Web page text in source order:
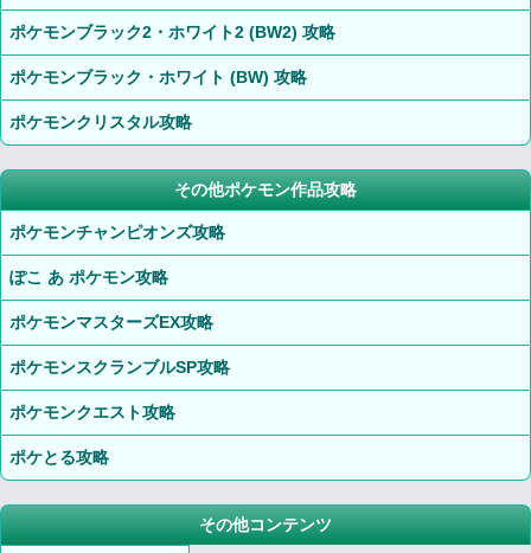
ポケモンブラック2・ホワイト2 (BW2) 攻略
ポケモンブラック・ホワイト (BW) 攻略
ポケモンクリスタル攻略
その他ポケモン作品攻略
ポケモンチャンピオンズ攻略
ぽこ あ ポケモン攻略
ポケモンマスターズEX攻略
ポケモンスクランブルSP攻略
ポケモンクエスト攻略
ポケとる攻略
その他コンテンツ